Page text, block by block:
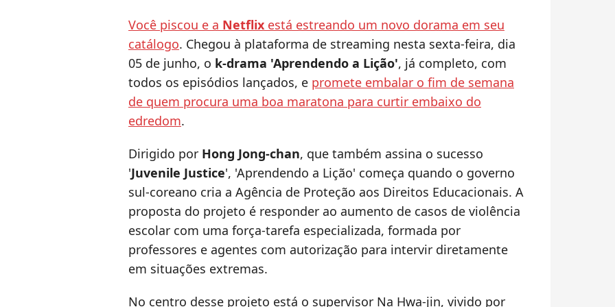
Você piscou e a Netflix está estreando um novo dorama em seu
catálogo. Chegou à plataforma de streaming nesta sexta-feira, dia
05 de junho, o k-drama 'Aprendendo a Lição', já completo, com
todos os episódios lançados, e promete embalar o fim de semana
de quem procura uma boa maratona para curtir embaixo do
edredom.
Dirigido por Hong Jong-chan, que também assina o sucesso
'Juvenile Justice', 'Aprendendo a Lição' começa quando o governo
sul-coreano cria a Agência de Proteção aos Direitos Educacionais. A
proposta do projeto é responder ao aumento de casos de violência
escolar com uma força-tarefa especializada, formada por
professores e agentes com autorização para intervir diretamente
em situações extremas.
No centro desse projeto está o supervisor Na Hwa-jin, vivido por